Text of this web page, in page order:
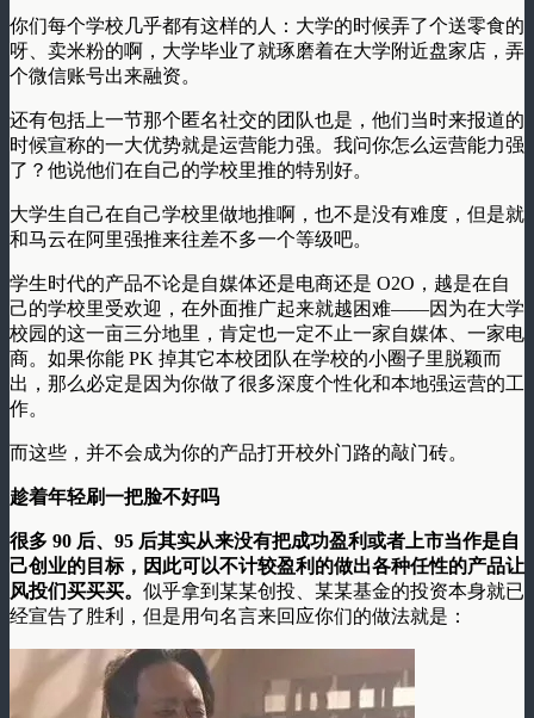
你们每个学校几乎都有这样的人：大学的时候弄了个送零食的
呀、卖米粉的啊，大学毕业了就琢磨着在大学附近盘家店，弄
个微信账号出来融资。
还有包括上一节那个匿名社交的团队也是，他们当时来报道的
时候宣称的一大优势就是运营能力强。我问你怎么运营能力强
了？他说他们在自己的学校里推的特别好。
大学生自己在自己学校里做地推啊，也不是没有难度，但是就
和马云在阿里强推来往差不多一个等级吧。
学生时代的产品不论是自媒体还是电商还是 O2O，越是在自
己的学校里受欢迎，在外面推广起来就越困难——因为在大学
校园的这一亩三分地里，肯定也一定不止一家自媒体、一家电
商。如果你能 PK 掉其它本校团队在学校的小圈子里脱颖而
出，那么必定是因为你做了很多深度个性化和本地强运营的工
作。
而这些，并不会成为你的产品打开校外门路的敲门砖。
趁着年轻刷一把脸不好吗
很多 90 后、95 后其实从来没有把成功盈利或者上市当作是自
己创业的目标，因此可以不计较盈利的做出各种任性的产品让
风投们买买买。 似乎拿到某某创投、某某基金的投资本身就已
经宣告了胜利，但是用句名言来回应你们的做法就是：